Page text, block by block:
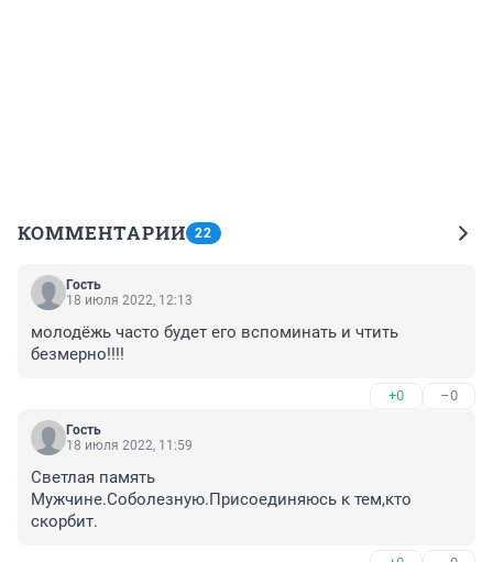
КОММЕНТАРИИ 22
Гость
18 июля 2022, 12:13
молодёжь часто будет его вспоминать и чтить
безмерно!!!!
+0 –0
Гость
18 июля 2022, 11:59
Светлая память
Мужчине.Соболезную.Присоединяюсь к тем,кто
скорбит.